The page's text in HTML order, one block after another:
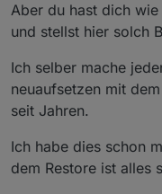
Aber du hast dich
und stellst hier solch
Ich selber mache
neuaufsetzen mit
seit Jahren.
Ich habe dies schon
dem Restore ist alles